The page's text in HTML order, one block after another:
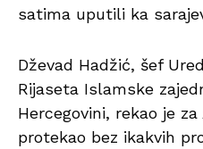
satima uputili ka
Dževad Hadžić, šef
Rijaseta Islamske
Hercegovini, rekao je
protekao bez ikakvih